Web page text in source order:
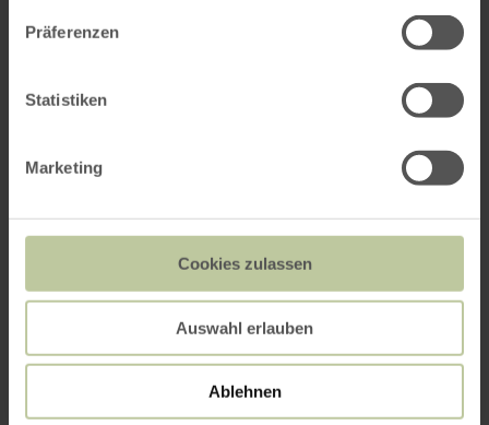
Präferenzen
Statistiken
Marketing
Cookies zulassen
Auswahl erlauben
Ablehnen
Das könnte Sie auch